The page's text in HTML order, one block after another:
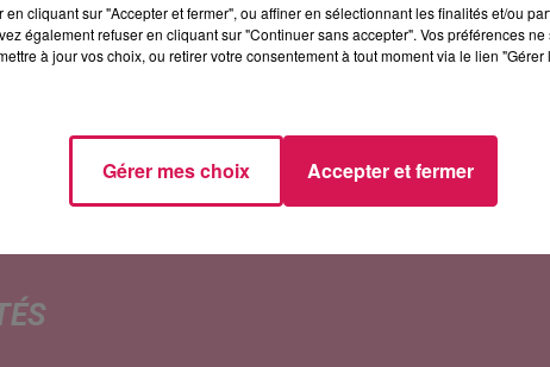
magasin « Point P » en une véritable salle de
près de 6 mois, pour offrir aux avesnois un
aux normes, de nouveaux sanitaires, un club-
de cette réhabilitation-acquisition : moins de 700
en cliquant sur "Accepter et fermer", ou affiner en sélectionnant les finalités et/ou
également refuser en cliquant sur "Continuer sans accepter". Vos préférences
à jour vos choix, ou retirer votre consentement à tout moment via le lien
Gérer mes choix Accepter et fermer